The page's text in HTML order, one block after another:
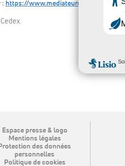
: https://www.mediateurconso-groupe-
Espace presse & logo
Mentions légales
Protection des données
personnelles
Politique de cookies